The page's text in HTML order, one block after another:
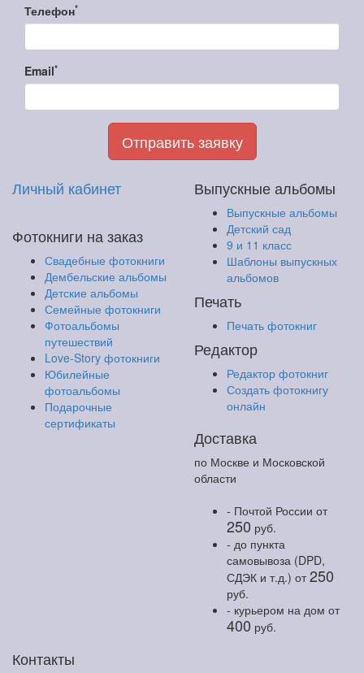
Телефон*
Email*
Отправить заявку
Личный кабинет
Фотокниги на заказ
Свадебные фотокниги
Дембельские альбомы
Детские альбомы
Семейные фотокниги
Фотоальбомы
путешествий
Love-Story фотокниги
Юбилейные
фотоальбомы
Подарочные
сертификаты
Выпускные альбомы
Выпускные альбомы
Детский сад
9 и 11 класс
Шаблоны выпускных
альбомов
Печать
Печать фотокниг
Редактор
Редактор фотокниг
Создать фотокнигу
онлайн
Доставка
по Москве и Московской
области
- Почтой России от
250 руб.
- до пункта
самовывоза (DPD,
СДЭК и т.д.) от250
руб.
- курьером на дом от
400 руб.
Контакты